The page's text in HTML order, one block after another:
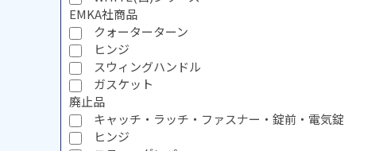
EMKA社商品
クォーターターン
ヒンジ
スウィングハンドル
ガスケット
廃止品
キャッチ・ラッチ・ファスナー・錠前・電気錠
ヒンジ